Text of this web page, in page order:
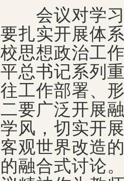
会议对学习
要扎实开展体
校思想政治工
平总书记系列
往工作部署、
二要广泛开展
学风，切实开
客观世界改造
的融合式讨论